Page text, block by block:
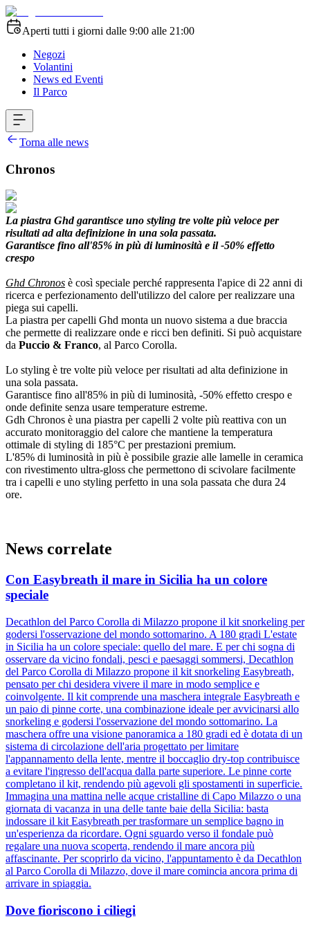
Aperti tutti i giorni dalle 9:00 alle 21:00
Negozi
Volantini
News ed Eventi
Il Parco
Torna alle news
Chronos
La piastra Ghd garantisce uno styling tre volte più veloce per
risultati ad alta definizione in una sola passata.
Garantisce fino all'85% in più di luminosità e il -50% effetto
crespo
Ghd Chronos è così speciale perché rappresenta l'apice di 22 anni di
ricerca e perfezionamento dell'utilizzo del calore per realizzare una
piega sui capelli.
La piastra per capelli Ghd monta un nuovo sistema a due braccia
che permette di realizzare onde e ricci ben definiti. Si può acquistare
da Puccio & Franco, al Parco Corolla.
Lo styling è tre volte più veloce per risultati ad alta definizione in
una sola passata.
Garantisce fino all'85% in più di luminosità, -50% effetto crespo e
onde definite senza usare temperature estreme.
Gdh Chronos è una piastra per capelli 2 volte più reattiva con un
accurato monitoraggio del calore che mantiene la temperatura
ottimale di styling di 185°C per prestazioni premium.
L'85% di luminosità in più è possibile grazie alle lamelle in ceramica
con rivestimento ultra-gloss che permettono di scivolare facilmente
tra i capelli e uno styling perfetto in una sola passata che dura 24
ore.
News correlate
Con Easybreath il mare in Sicilia ha un colore
speciale
Decathlon del Parco Corolla di Milazzo propone il kit snorkeling per
godersi l'osservazione del mondo sottomarino. A 180 gradi L'estate
in Sicilia ha un colore speciale: quello del mare. E per chi sogna di
osservare da vicino fondali, pesci e paesaggi sommersi, Decathlon
del Parco Corolla di Milazzo propone il kit snorkeling Easybreath,
pensato per chi desidera vivere il mare in modo semplice e
coinvolgente. Il kit comprende una maschera integrale Easybreath e
un paio di pinne corte, una combinazione ideale per avvicinarsi allo
snorkeling e godersi l'osservazione del mondo sottomarino. La
maschera offre una visione panoramica a 180 gradi ed è dotata di un
sistema di circolazione dell'aria progettato per limitare
l'appannamento della lente, mentre il boccaglio dry-top contribuisce
a evitare l'ingresso dell'acqua dalla parte superiore. Le pinne corte
completano il kit, rendendo più agevoli gli spostamenti in superficie.
Immagina una mattina nelle acque cristalline di Capo Milazzo o una
giornata di vacanza in una delle tante baie della Sicilia: basta
indossare il kit Easybreath per trasformare un semplice bagno in
un'esperienza da ricordare. Ogni sguardo verso il fondale può
regalare una nuova scoperta, rendendo il mare ancora più
affascinante. Per scoprirlo da vicino, l'appuntamento è da Decathlon
al Parco Corolla di Milazzo, dove il mare comincia ancora prima di
arrivare in spiaggia.
Dove fioriscono i ciliegi